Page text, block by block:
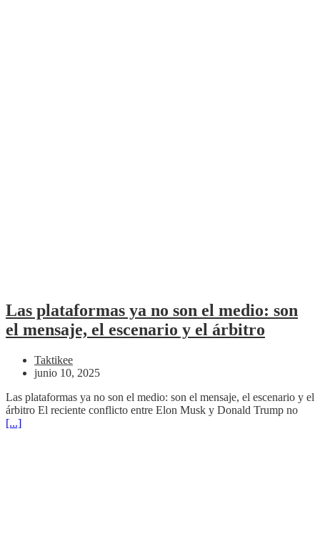
Las plataformas ya no son el medio: son
el mensaje, el escenario y el árbitro
Taktikee
junio 10, 2025
Las plataformas ya no son el medio: son el mensaje, el escenario y el
árbitro El reciente conflicto entre Elon Musk y Donald Trump no
[...]